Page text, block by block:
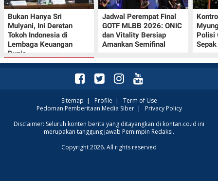
Bukan Hanya Sri
Mulyani, Ini Deretan
Tokoh Indonesia di
Lembaga Keuangan
Dunia
Jadwal Perempat Final
GOTF MLBB 2026: ONIC
dan Vitality Bersiap
Amankan Semifinal
Polisi
Promo JSM Superindo
7–9 Agustus 2026,
Rp37.900 hingga Buah
Sitemap | Profile | Term of Use
Pedoman Pemberitaan Media Siber| Privacy Policy
Disclaimer: Seluruh konten berita yang ditayangkan di kontan.co.id ini
merupakan tanggung jawab Pemimpin Redaksi.
Copyright 2026. All rights reserved